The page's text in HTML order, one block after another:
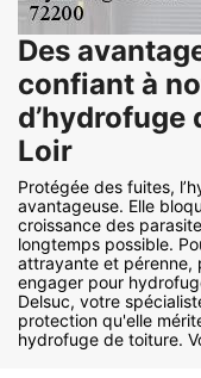
Des
confiant à
d’hydrofuge
Loir
Protégée des fuites,
avantageuse. Elle
croissance des
longtemps possible.
attrayante et pérenne,
engager pour
Delsuc, votre
protection qu'elle
hydrofuge de toiture.